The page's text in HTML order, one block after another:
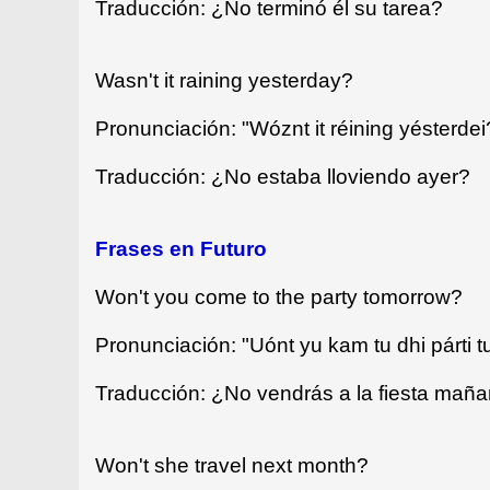
Traducción: ¿No terminó él su tarea?
Wasn't it raining yesterday?
Pronunciación: "Wóznt it réining
Traducción: ¿No estaba lloviendo ayer?
Frases en Futuro
Won't you come to the party tomorrow?
Pronunciación: "Uónt yu kam tu dhi párti
Traducción: ¿No vendrás a la fiesta
Won't she travel next month?